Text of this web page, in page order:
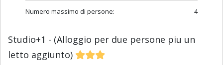
Numero massimo di persone:
4
Studio+1 - (Alloggio per due persone piu un
letto aggiunto)